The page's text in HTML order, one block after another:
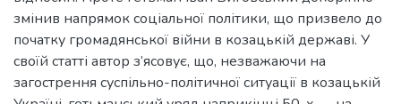
змінив напрямок соціальної політики, що призвело до
початку громадянської війни в козацькій державі. У
своїй статті автор з’ясовує, що, незважаючи на
загострення суспільно-політичної ситуації в козацькій